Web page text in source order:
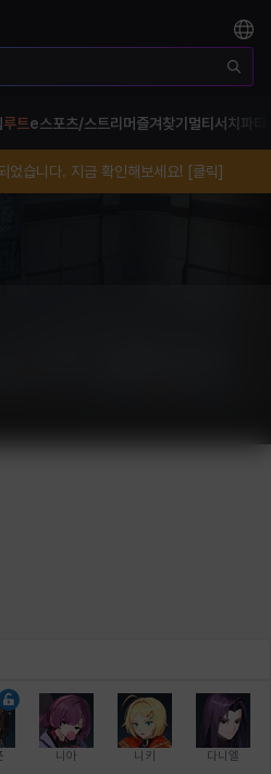
루트e스포츠/스트리머 즐겨찾기 멀티서치 파티
었습니다. 지금 확인해보세요! [클릭]
니아 니키 다니엘